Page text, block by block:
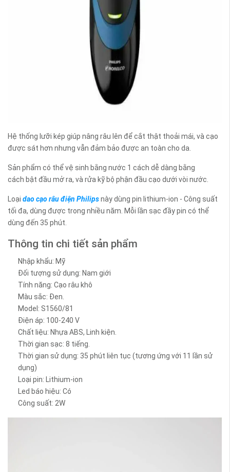
Hệ thống lưỡi kép giúp nâng râu lên để cắt thật thoải mái, và cạo
được sát hơn nhưng vẫn đảm bảo được an toàn cho da.
Sản phẩm có thể vệ sinh bằng nước 1 cách dễ dàng bằng
cách bật đầu mở ra, và rửa kỹ bộ phận đầu cạo dưới vòi nước.
Loại dao cạo râu điện Philipsnày dùng pin lithium-ion - Công suất
tối đa, dùng được trong nhiều năm. Mỗi lần sạc đầy pin có thể
dùng đến 35 phút.
Thông tin chi tiết sản phẩm
Nhập khẩu: Mỹ
Đối tượng sử dụng: Nam giới
Tính năng: Cạo râu khô
Màu sắc: Đen.
Model: S1560/81
Điện áp: 100-240 V
Chất liệu: Nhựa ABS, Linh kiện.
Thời gian sạc: 8 tiếng.
Thời gian sử dụng: 35 phút liên tục (tương ứng với 11 lần sử
dụng)
Loại pin: Lithium-ion
Led báo hiệu: Có
Công suất: 2W